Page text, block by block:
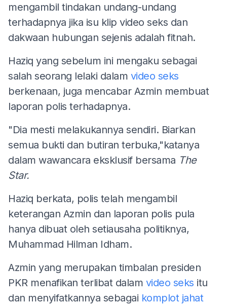
mengambil tindakan undang-undang
terhadapnya jika isu klip video seks dan
dakwaan hubungan sejenis adalah fitnah.
Haziq yang sebelum ini mengaku sebagai
salah seorang lelaki dalam video seks
berkenaan, juga mencabar Azmin membuat
laporan polis terhadapnya.
"Dia mesti melakukannya sendiri. Biarkan
semua bukti dan butiran terbuka,"katanya
dalam wawancara eksklusif bersama The
Star.
Haziq berkata, polis telah mengambil
keterangan Azmin dan laporan polis pula
hanya dibuat oleh setiausaha politiknya,
Muhammad Hilman Idham.
Azmin yang merupakan timbalan presiden
PKR menafikan terlibat dalam video seks itu
dan menyifatkannya sebagai komplot jahat